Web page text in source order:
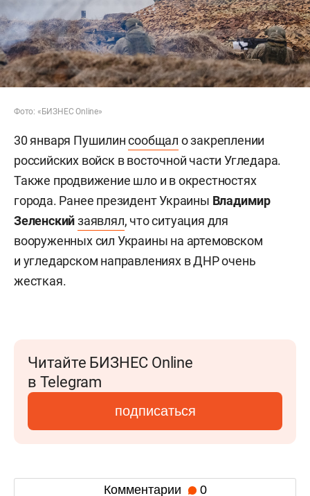
Фото: «БИЗНЕС Online»
30 января Пушилинсообщал о закреплении
российских войск в восточной части Угледара.
Также продвижение шло и в окрестностях
города. Ранее президент Украины Владимир
Зеленскийзаявлял, что ситуация для
вооруженных сил Украины на артемовском
и угледарском направлениях в ДНР очень
жесткая.
Читайте БИЗНЕС Online
в Telegram
подписаться
Комментарии 0